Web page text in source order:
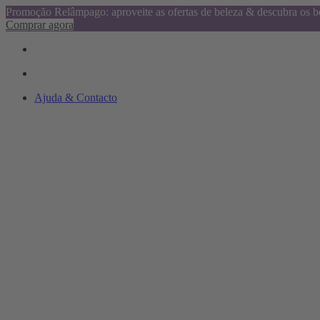
Promoção Relâmpago: aproveite as ofertas de beleza & descubra os
Comprar agora
Ajuda & Contacto